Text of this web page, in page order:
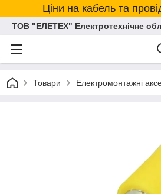
Ціни на кабель та
ТОВ "ЕЛЕТЕХ" Електротехнічне
Товари Електромонтажні